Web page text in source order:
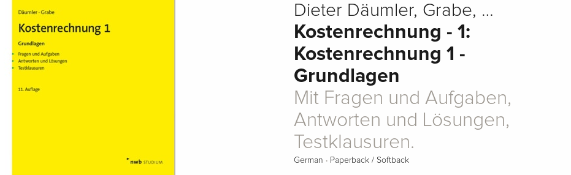
Dieter Däumler, Grabe, …
Kostenrechnung - 1:
Kostenrechnung 1 -
Grundlagen
Mit Fragen und Aufgaben,
Antworten und Lösungen,
Testklausuren.
German · Paperback / Softback